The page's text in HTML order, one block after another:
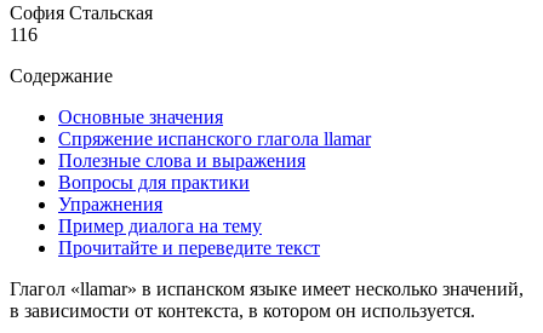
София Стальская
116
Содержание
Основные значения
Спряжение испанского глагола llamar
Полезные слова и выражения
Вопросы для практики
Упражнения
Пример диалога на тему
Прочитайте и переведите текст
Глагол «llamar» в испанском языке имеет несколько значений,
в зависимости от контекста, в котором он используется.